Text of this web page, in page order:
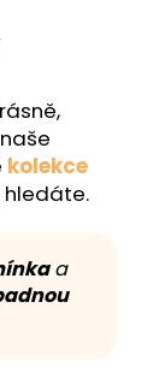
kolekce
hledáte.
a